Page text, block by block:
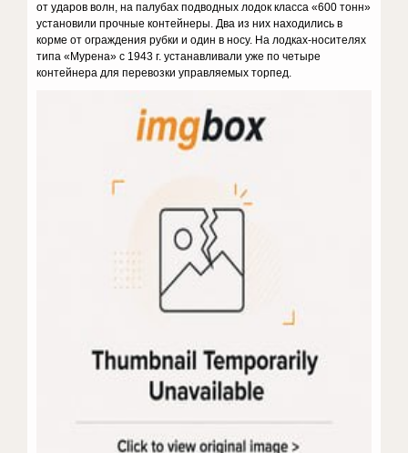
от ударов волн, на палубах подводных лодок класса «600 тонн»
установили прочные контейнеры. Два из них находились в
корме от ограждения рубки и один в носу. На лодках-носителях
типа «Мурена» с 1943 г. устанавливали уже по четыре
контейнера для пе­ревозки управляемых торпед.